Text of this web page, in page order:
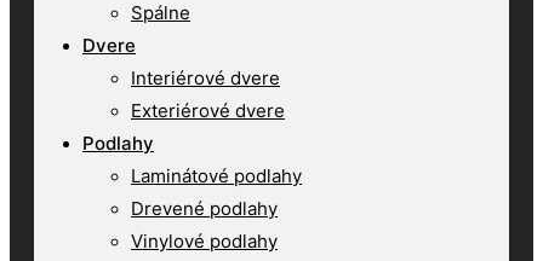
Spálne
Dvere
Interiérové dvere
Exteriérové dvere
Podlahy
Laminátové podlahy
Drevené podlahy
Vinylové podlahy